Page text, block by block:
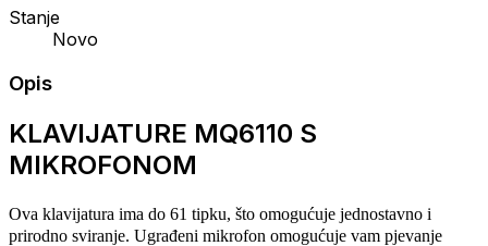
Stanje
Novo
Opis
KLAVIJATURE MQ6110 S
MIKROFONOM
Ova klavijatura ima do 61 tipku, što omogućuje jednostavno i
prirodno sviranje. Ugrađeni mikrofon omogućuje vam pjevanje